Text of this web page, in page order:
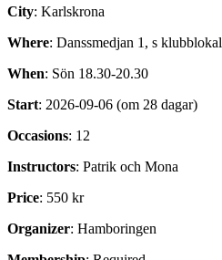
City: Karlskrona
Where: Danssmedjan 1, s klubblokal
When: Sön 18.30-20.30
Start: 2026-09-06 (om 28 dagar)
Occasions: 12
Instructors: Patrik och Mona
Price: 550 kr
Organizer: Hamboringen